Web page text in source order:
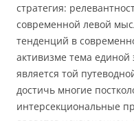
стратегия:
современной левой
тенденций в
активизме тема единой
является той
достичь многие
интерсекциональные